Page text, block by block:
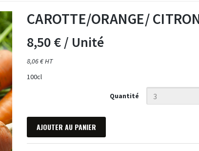
CAROTTE/ORANGE/
8,50 €/ Unité
8,06 € HT
100cl
Quantité
AJOUTER AU PANIER